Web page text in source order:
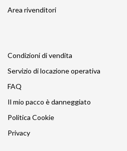
Area rivenditori
Condizioni di vendita
Servizio di locazione operativa
FAQ
Il mio pacco è danneggiato
Politica Cookie
Privacy